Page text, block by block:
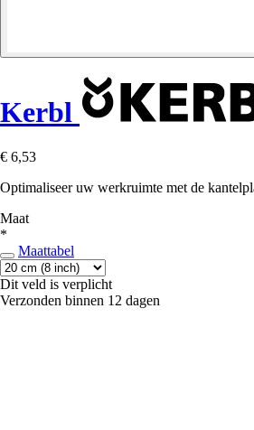
Kerbl
€ 6,53
Optimaliseer uw werkruimte met de
Maat
*
Maattabel
Dit veld is verplicht
Verzonden binnen 12 dagen